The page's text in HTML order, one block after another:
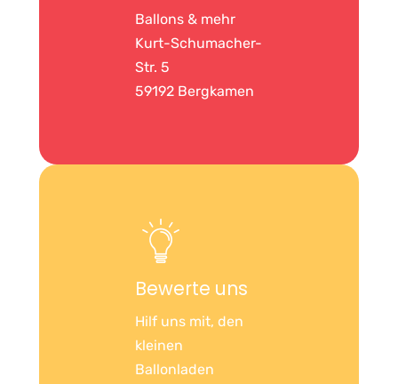
Ballons & mehr
Kurt-Schumacher-
Str. 5
59192 Bergkamen
Bewerte uns
Hilf uns mit, den
kleinen
Ballonladen